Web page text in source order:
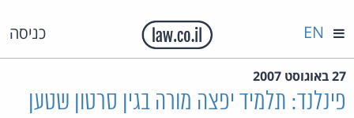
כניסה EN
27 באוגוסט 2007
פינלנד: תלמיד יפצה מורה בגין סרטון שטען